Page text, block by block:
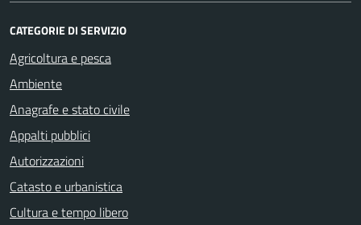
CATEGORIE DI SERVIZIO
Agricoltura e pesca
Ambiente
Anagrafe e stato civile
Appalti pubblici
Autorizzazioni
Catasto e urbanistica
Cultura e tempo libero